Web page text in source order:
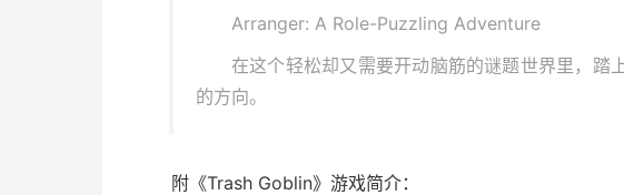
Arranger: A Role-Puzzling Adventure
在这个轻松却又需要开动脑筋的谜题世界里，踏
的方向。
附《Trash Goblin》游戏简介：